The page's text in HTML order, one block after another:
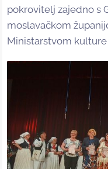
pokrovitelj zajedno s
moslavačkom
Ministarstvom